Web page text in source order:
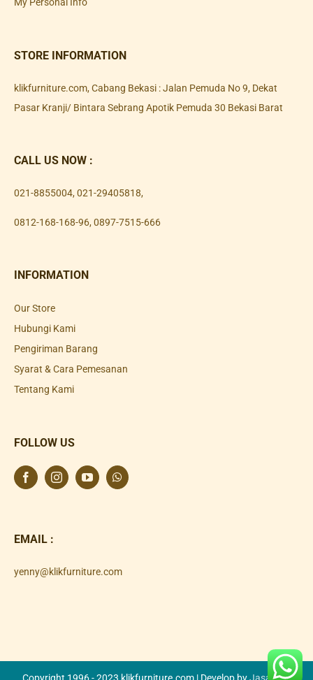
STORE INFORMATION
klikfurniture.com, Cabang Bekasi : Jalan Pemuda No 9, Dekat
Pasar Kranji/ Bintara Sebrang Apotik Pemuda 30 Bekasi Barat
CALL US NOW :
021-8855004, 021-29405818,
0812-168-168-96, 0897-7515-666
INFORMATION
Our Store
Hubungi Kami
Pengiriman Barang
Syarat & Cara Pemesanan
Tentang Kami
FOLLOW US
EMAIL :
yenny@klikfurniture.com
Copyright 1996 - 2023 klikfurniture.com | Develop byJasa SEO